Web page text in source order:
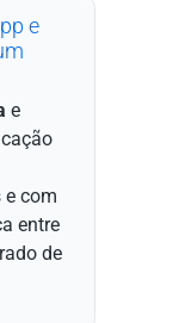
e
e
e com
entre
de